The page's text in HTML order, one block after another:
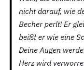
nicht darauf, wie
Becher perlt! Er
beißt er wie eine
Deine Augen
Herz wird